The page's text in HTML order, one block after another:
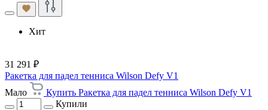
Хит
31 291 ₽
Ракетка для падел тенниса Wilson Defy V1
Мало
Купить Ракетка для падел тенниса Wilson Defy V1
Купили